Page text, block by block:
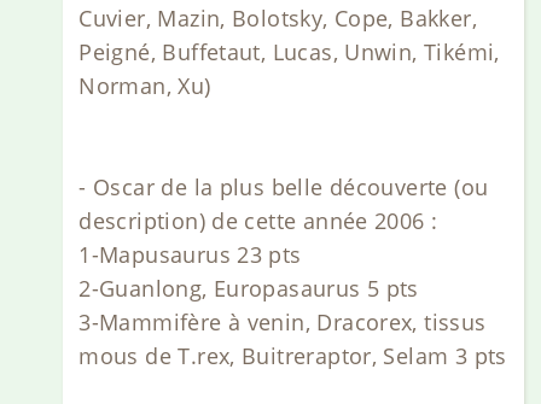
Cuvier, Mazin, Bolotsky, Cope, Bakker,
Peigné, Buffetaut, Lucas, Unwin, Tikémi,
Norman, Xu)
- Oscar de la plus belle découverte (ou
description) de cette année 2006 :
1-Mapusaurus 23 pts
2-Guanlong, Europasaurus 5 pts
3-Mammifère à venin, Dracorex, tissus
mous de T.rex, Buitreraptor, Selam 3 pts